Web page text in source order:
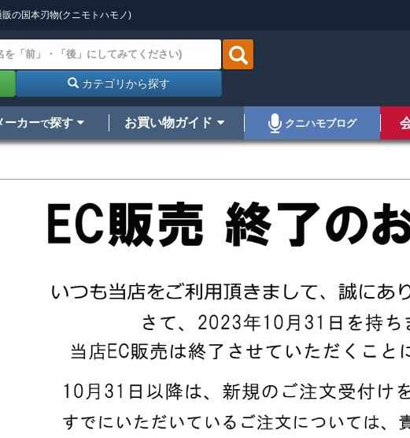
の国本刃物(クニモトハモノ)
カテゴリから探す
ーカーで探す お買い物ガイド クニハモブログ